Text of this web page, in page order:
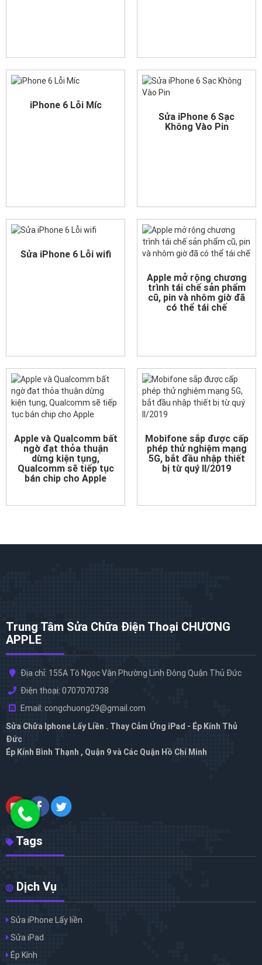
iPhone 6 Lỗi Míc
Sửa iPhone 6 Sạc
Không Vào Pin
Sửa iPhone 6 Lỗi wifi
Apple mở rộng chương
trình tái chế sản phẩm
cũ, pin và nhôm giờ đã
có thể tái chế
Apple và Qualcomm bất
ngờ đạt thỏa thuận
dừng kiện tụng,
Qualcomm sẽ tiếp tục
bán chip cho Apple
Mobifone sắp được cấp
phép thử nghiệm mạng
5G, bắt đầu nhập thiết
bị từ quý II/2019
Trung Tâm Sửa Chữa Điện Thoại CHƯƠNG
APPLE
Địa chỉ: 155A Tô Ngọc Vân Phường Linh Đông Quận Thủ Đức
Điện thoại: 0707070738
Email: congchuong29@gmail.com
Sửa Chữa Iphone Lấy Liền . Thay Cảm Ứng iPad - Ép Kính Thủ
Đức
Ép Kính Bình Thạnh , Quận 9 và Các Quận Hồ Chí Minh
Tags
Dịch Vụ
Sửa iPhone Lấy liền
Sửa iPad
Ép Kính